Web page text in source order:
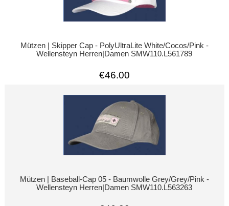
Mützen | Skipper Cap - PolyUltraLite White/Cocos/Pink -
Wellensteyn Herren|Damen SMW110.L561789
€46.00
Mützen | Baseball-Cap 05 - Baumwolle Grey/Grey/Pink -
Wellensteyn Herren|Damen SMW110.L563263